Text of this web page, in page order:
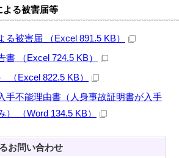
よる被害届等
る被害届 （Excel 891.5 KB）
書 （Excel 724.5 KB）
（Excel 822.5 KB）
手不能理由書（人身事故証明書が入手
） （Word 134.5 KB）
お問い合わせ